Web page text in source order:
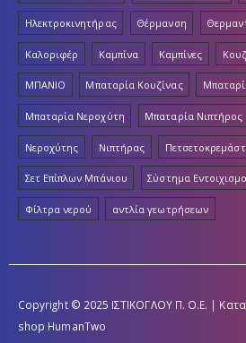
Ηλεκτροκινητήρας Θέρμανση
Καλοριφέρ Καμπίνα Καμπίνες
ΜΠΑΝΙΟ Μπαταρία Κουζίνας
Μπαταρία Νεροχύτη Μπαταρία Νιπτήρος
Νεροχύτης Νιπτήρας
Σετ Επίπλων Μπάνιου Σύστημα
Φίλτρα νερού αντλία γεωτρήσεων
Copyright © 2025 ΙΣΤΙΚΟΓΛΟΥ Π. Ο.Ε. |
shop HumanTwo